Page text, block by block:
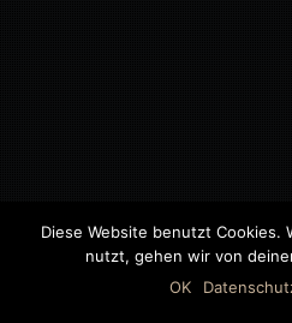
©2018 MWB –
Diese Website benutzt Cookies.
nutzt, gehen wir von
OK